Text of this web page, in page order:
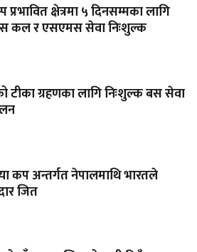
प्रभावित क्षेत्रमा ५ दिनसम्मका लागि
कल र एसएमस सेवा निःशुल्क
टीका ग्रहणका लागि निःशुल्क बस सेवा
कप अन्तर्गत नेपालमाथि भारतले
जित